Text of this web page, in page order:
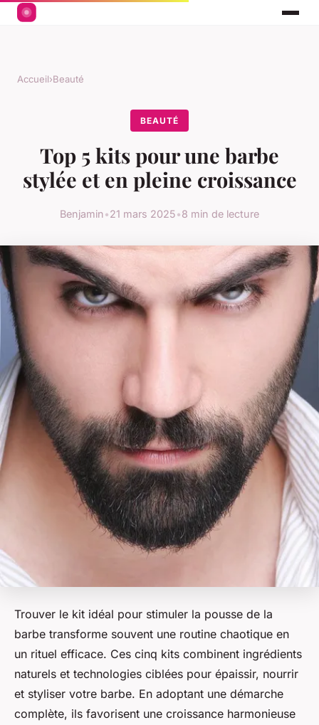
Accueil›Beauté
BEAUTÉ
Top 5 kits pour une barbe
stylée et en pleine croissance
Benjamin•21 mars 2025•8 min de lecture
Trouver le kit idéal pour stimuler la pousse de la
barbe transforme souvent une routine chaotique en
un rituel efficace. Ces cinq kits combinent ingrédients
naturels et technologies ciblées pour épaissir, nourrir
et styliser votre barbe. En adoptant une démarche
complète, ils favorisent une croissance harmonieuse